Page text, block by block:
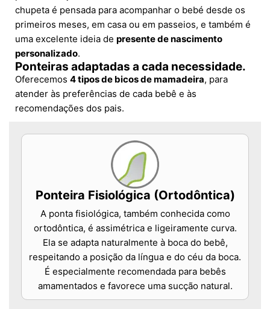
chupeta é pensada para acompanhar o bebé desde os
primeiros meses, em casa ou em passeios, e também é
uma excelente ideia de presente de nascimento
personalizado.
Ponteiras adaptadas a cada necessidade.
Oferecemos 4 tipos de bicos de mamadeira, para
atender às preferências de cada bebê e às
recomendações dos pais.
Ponteira Fisiológica (Ortodôntica)
A ponta fisiológica, também conhecida como
ortodôntica, é assimétrica e ligeiramente curva.
Ela se adapta naturalmente à boca do bebê,
respeitando a posição da língua e do céu da boca.
É especialmente recomendada para bebês
amamentados e favorece uma sucção natural.